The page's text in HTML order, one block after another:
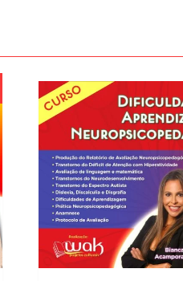
em
-
Simone
Capellini
quantidade